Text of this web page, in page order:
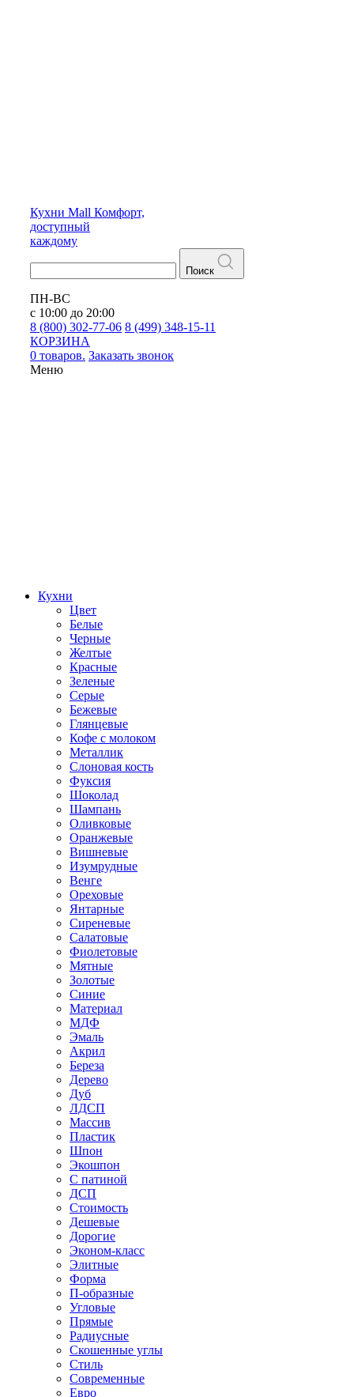
Кухни Mall Комфорт,
доступный
каждому
Поиск
ПН-ВС
с 10:00 до 20:00
8 (800) 302-77-06 8 (499) 348-15-11
КОРЗИНА
0 товаров. Заказать звонок
Меню
Кухни
Цвет
Белые
Черные
Желтые
Красные
Зеленые
Серые
Бежевые
Глянцевые
Кофе с молоком
Металлик
Слоновая кость
Фуксия
Шоколад
Шампань
Оливковые
Оранжевые
Вишневые
Изумрудные
Венге
Ореховые
Янтарные
Сиреневые
Салатовые
Фиолетовые
Мятные
Золотые
Синие
Материал
МДФ
Эмаль
Акрил
Береза
Дерево
Дуб
ЛДСП
Массив
Пластик
Шпон
Экошпон
С патиной
ДСП
Стоимость
Дешевые
Дорогие
Эконом-класс
Элитные
Форма
П-образные
Угловые
Прямые
Радиусные
Скошенные углы
Стиль
Современные
Евро